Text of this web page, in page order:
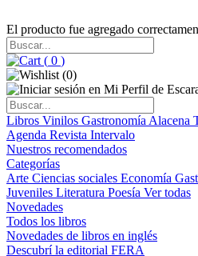
El producto fue agregado
( 0 )
(0)
Libros Vinilos Gastronomía Alacena
Agenda Revista Intervalo
Nuestros recomendados
Categorías
Arte Ciencias sociales Economía
Juveniles Literatura Poesía Ver todas
Novedades
Todos los libros
Novedades de libros en inglés
Descubrí la editorial FERA